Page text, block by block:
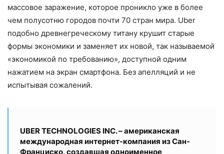
массовое заражение, которое проникло уже в более
чем полу­сотню городов почти 70 стран мира. Uber
подобно древнегреческому титану крушит старые
формы экономики и заменяет их новой, так называемой
«экономикой по требованию», доступной одним
нажатием на экран смартфона. Без апелляций и не
испытывая сожалений.
UBER TECHNOLOGIES INC. – американская
международная интернет-компания из Сан-
Франциско, создавшая одноименное